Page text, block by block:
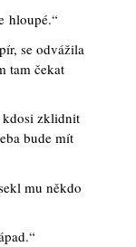
hloupé.“
se odvážila
tam čekat
kdosi zklidnit
bude mít
mu někdo